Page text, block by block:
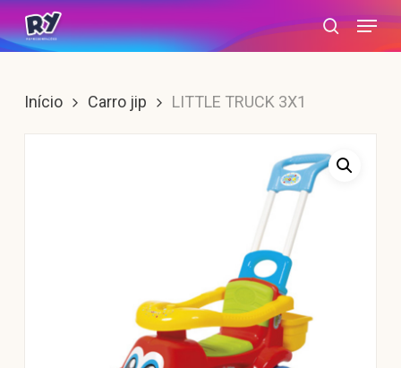
Skip
to
content
search
Menu
Início Carro jip LITTLE TRUCK 3X1